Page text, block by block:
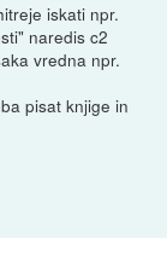
iskati npr.
naredis c2
vredna npr.
pisat knjige in